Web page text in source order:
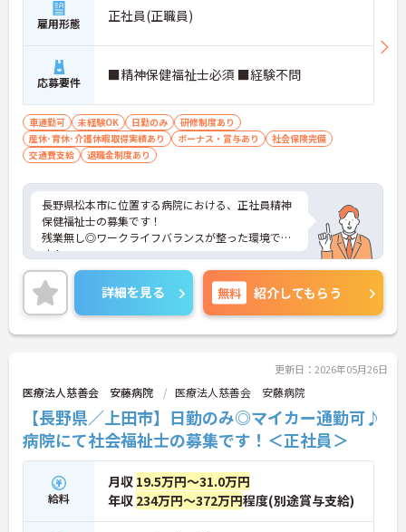
雇用形態 正社員(正職員)
応募要件 ■精神保健福祉士必須 ■経験不問
車通勤可 未経験OK 日勤のみ
研修制度あり
産休･育休･介護休暇取得実績あり
ボーナス・賞与あり
社会保険完備
交通費支給
退職金制度あり
長野県松本市に位置する病院における、正社員精神
保健福祉士の募集です！
残業無し◎ワークライフバランスが整った環境で
す！
ご興味ある方には、面接対策ポイントなど、さらに
詳細をお話しいたしますのでお気軽にご相談くださ
い。
詳細を見る 無料 紹介してもらう
更新日：2026年05月26日
医療法人慈善会 安藤病院 医療法人慈善会 安藤病院
【長野県／上田市】日勤のみ◎マイカー通勤可♪
病院にて社会福祉士の募集です！＜正社員＞
給料
月収 19.5万円～31.0万円
年収 234万円～372万円程度(別途賞与支給)